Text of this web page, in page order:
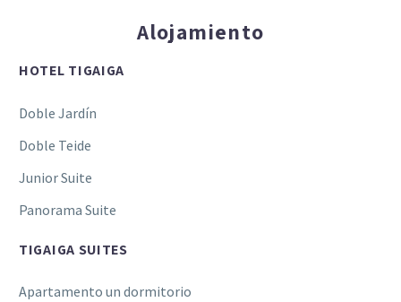
Alojamiento
HOTEL TIGAIGA
Doble Jardín
Doble Teide
Junior Suite
Panorama Suite
TIGAIGA SUITES
Apartamento un dormitorio